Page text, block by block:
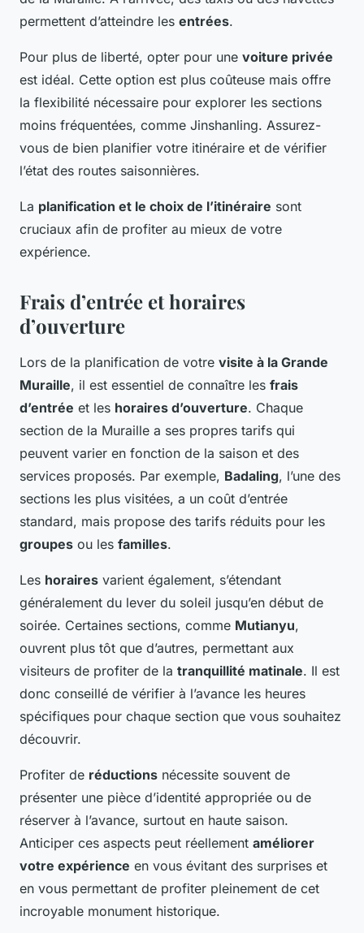
permettent d’atteindre les entrées.
Pour plus de liberté, opter pour une voiture privée
est idéal. Cette option est plus coûteuse mais offre
la flexibilité nécessaire pour explorer les sections
moins fréquentées, comme Jinshanling. Assurez-
vous de bien planifier votre itinéraire et de vérifier
l’état des routes saisonnières.
La planification et le choix de l’itinéraire sont
cruciaux afin de profiter au mieux de votre
expérience.
Frais d’entrée et horaires
d’ouverture
Lors de la planification de votre visite à la Grande
Muraille, il est essentiel de connaître les frais
d’entrée et les horaires d’ouverture. Chaque
section de la Muraille a ses propres tarifs qui
peuvent varier en fonction de la saison et des
services proposés. Par exemple, Badaling, l’une des
sections les plus visitées, a un coût d’entrée
standard, mais propose des tarifs réduits pour les
groupes ou les familles.
Les horaires varient également, s’étendant
généralement du lever du soleil jusqu’en début de
soirée. Certaines sections, comme Mutianyu,
ouvrent plus tôt que d’autres, permettant aux
visiteurs de profiter de la tranquillité matinale. Il est
donc conseillé de vérifier à l’avance les heures
spécifiques pour chaque section que vous souhaitez
découvrir.
Profiter de réductions nécessite souvent de
présenter une pièce d’identité appropriée ou de
réserver à l’avance, surtout en haute saison.
Anticiper ces aspects peut réellement améliorer
votre expérience en vous évitant des surprises et
en vous permettant de profiter pleinement de cet
incroyable monument historique.